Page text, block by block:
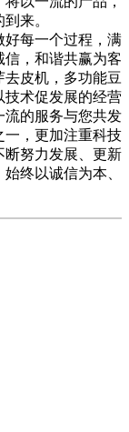
来。
每一个过程，满
信，和谐共赢为客
去皮机，多功能豆
技术促发展的经营
流的服务与您共发
一，更加注重科技
断努力发展、更新
终以诚信为本、